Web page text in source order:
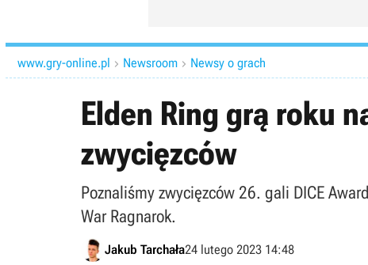
www.gry-online.pl  Newsroom  Newsy o grach
Elden Ring grą roku
zwycięzców
Poznaliśmy zwycięzców 26. gali DICE
War Ragnarok.
Jakub Tarchała24 lutego 2023 14:48